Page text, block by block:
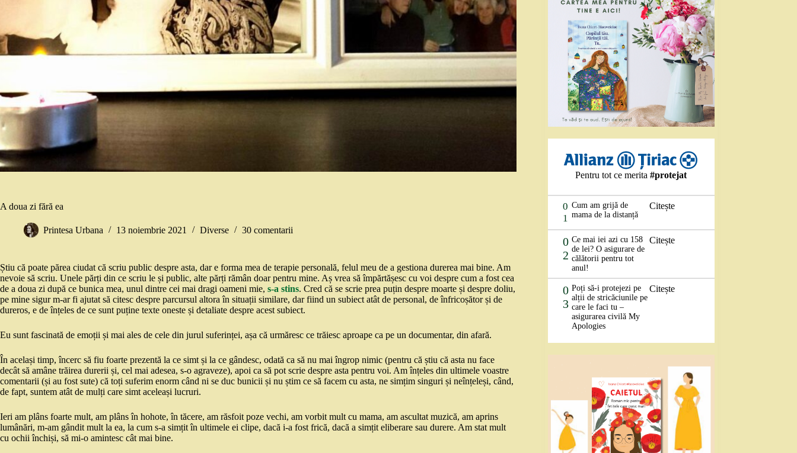
A doua zi fără ea
Printesa Urbana 13 noiembrie 2021 Diverse 30 comentarii
Știu că poate părea ciudat că scriu public despre asta, dar e forma mea de terapie personală, felul meu de a gestiona durerea mai bine. Am
nevoie să scriu. Unele părți din ce scriu le și public, alte părți rămân doar pentru mine. Aș vrea să împărtășesc cu voi despre cum a fost cea
de a doua zi după ce bunica mea, unul dintre cei mai dragi oameni mie, s-a stins. Cred că se scrie prea puțin despre moarte și despre doliu,
pe mine sigur m-ar fi ajutat să citesc despre parcursul altora în situații similare, dar fiind un subiect atât de personal, de înfricoșător și de
dureros, e de înțeles de ce sunt puține texte oneste și detaliate despre acest subiect.
Eu sunt fascinată de emoții și mai ales de cele din jurul suferinței, așa că urmăresc ce trăiesc aproape ca pe un documentar, din afară.
În același timp, încerc să fiu foarte prezentă la ce simt și la ce gândesc, odată ca să nu mai îngrop nimic (pentru că știu că asta nu face
decât să amâne trăirea durerii și, cel mai adesea, s-o agraveze), apoi ca să pot scrie despre asta pentru voi. Am înțeles din ultimele voastre
comentarii (și au fost sute) că toți suferim enorm când ni se duc bunicii și nu știm ce să facem cu asta, ne simțim singuri și neînțeleși, când,
de fapt, suntem atât de mulți care simt aceleași lucruri.
Ieri am plâns foarte mult, am plâns în hohote, în tăcere, am răsfoit poze vechi, am vorbit mult cu mama, am ascultat muzică, am aprins
lumânări, m-am gândit mult la ea, la cum s-a simțit în ultimele ei clipe, dacă i-a fost frică, dacă a simțit eliberare sau durere. Am stat mult
cu ochii închiși, să mi-o amintesc cât mai bine.
Pentru tot ce merita#protejat
0
1
Cum am grijă de
mama de la distanță
Citește
0
2
Ce mai iei azi cu 158
de lei? O asigurare de
călătorii pentru tot
anul!
Citește
0
3
Poți să-i protejezi pe
alții de stricăciunile pe
care le faci tu –
asigurarea civilă My
Apologies
Citește